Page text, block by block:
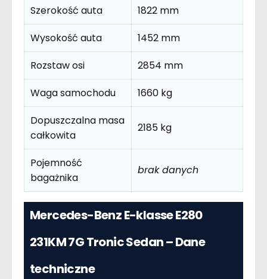
Szerokość auta
1822 mm
Wysokość auta
1452 mm
Rozstaw osi
2854 mm
Waga samochodu
1660 kg
Dopuszczalna masa
całkowita
2185 kg
Pojemność
bagażnika
brak danych
Mercedes-Benz E-klasse E280
231KM 7G Tronic Sedan – Dane
techniczne